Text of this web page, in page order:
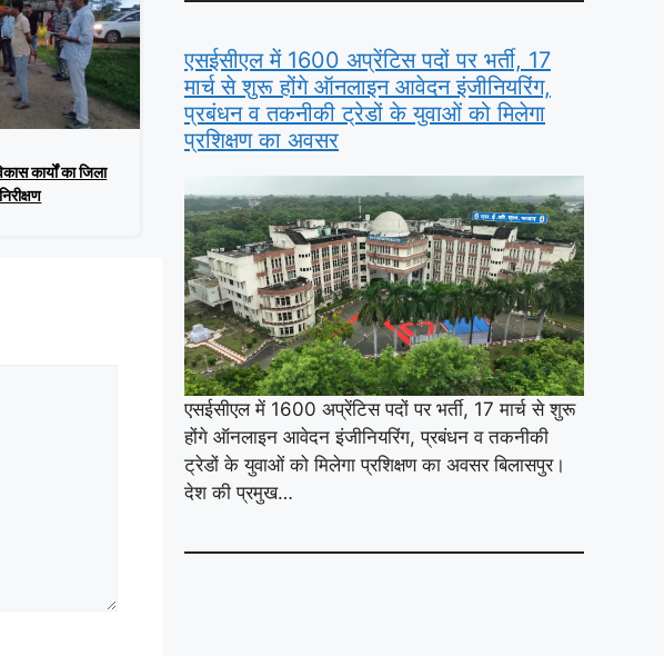
कार्यों का जिला
एसईसीएल में 1600 अप्रेंटिस पदों पर भर्ती, 17
मार्च से शुरू होंगे ऑनलाइन आवेदन इंजीनियरिंग,
प्रबंधन व तकनीकी ट्रेडों के युवाओं को मिलेगा
प्रशिक्षण का अवसर
एसईसीएल में 1600 अप्रेंटिस पदों पर भर्ती, 17 मार्च से शुरू
होंगे ऑनलाइन आवेदन इंजीनियरिंग, प्रबंधन व तकनीकी
ट्रेडों के युवाओं को मिलेगा प्रशिक्षण का अवसर बिलासपुर।
देश की प्रमुख…